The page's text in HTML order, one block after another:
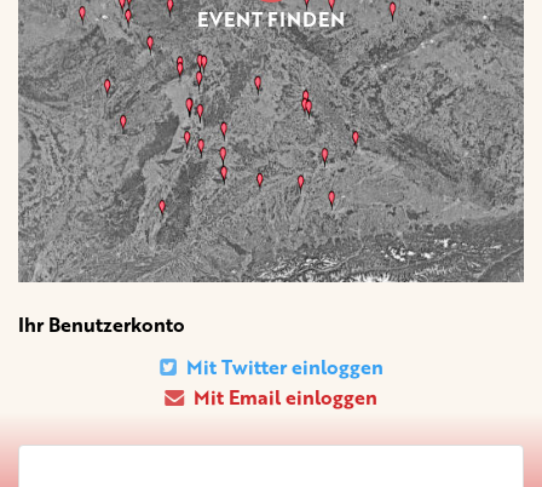
EVENT FINDEN
Ihr Benutzerkonto
Mit Twitter einloggen
Mit Email einloggen